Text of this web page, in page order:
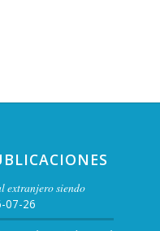
extranjero siendo
07-26